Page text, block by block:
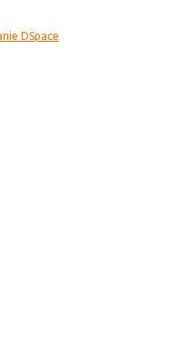
DSpace